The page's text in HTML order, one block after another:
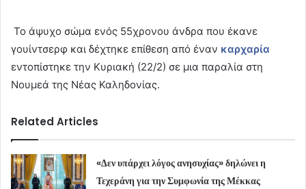
Το άψυχο σώμα ενός 55χρονου άνδρα που έκανε
γουίντσερφ και δέχτηκε επίθεση από έναν καρχαρία
εντοπίστηκε την Κυριακή (22/2) σε μια παραλία στη
Νουμεά της Νέας Καληδονίας.
Related Articles
«Δεν υπάρχει λόγος ανησυχίας» δηλώνει η
Τεχεράνη για την Συμφωνία της Μέκκας